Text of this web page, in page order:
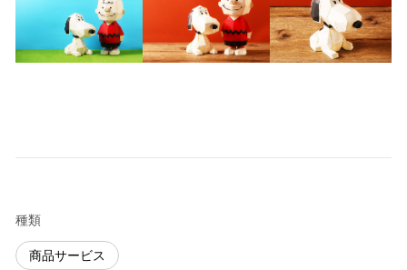
種類
商品サービス